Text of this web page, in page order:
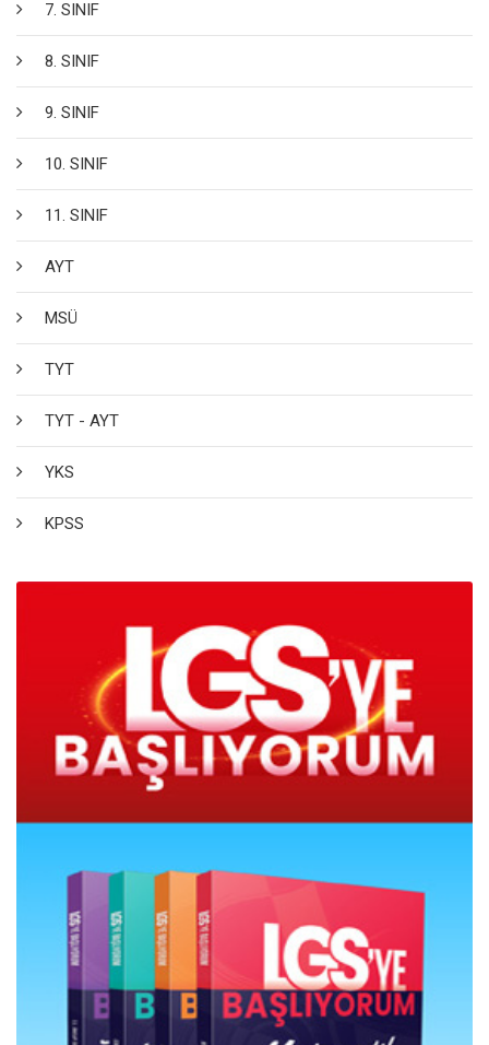
7. SINIF
8. SINIF
9. SINIF
10. SINIF
11. SINIF
AYT
MSÜ
TYT
TYT - AYT
YKS
KPSS